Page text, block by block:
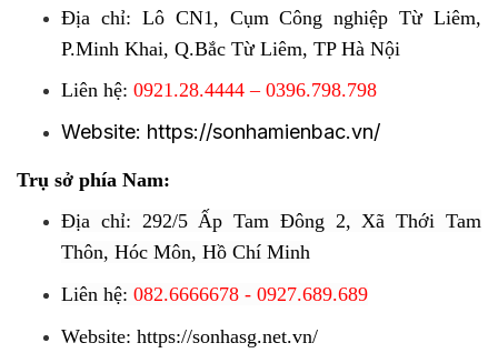
Địa chỉ: Lô CN1, Cụm Công nghiệp Từ Liêm,
P.Minh Khai, Q.Bắc Từ Liêm, TP Hà Nội
Liên hệ: 0921.28.4444 – 0396.798.798
Website: https://sonhamienbac.vn/
Trụ sở phía Nam:
Địa chỉ: 292/5 Ấp Tam Đông 2, Xã Thới Tam
Thôn, Hóc Môn, Hồ Chí Minh
Liên hệ: 082.6666678 - 0927.689.689
Website: https://sonhasg.net.vn/